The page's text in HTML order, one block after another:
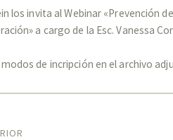
los invita al Webinar «Prevención
a cargo de la Esc. Vanessa
de incripción en el archivo